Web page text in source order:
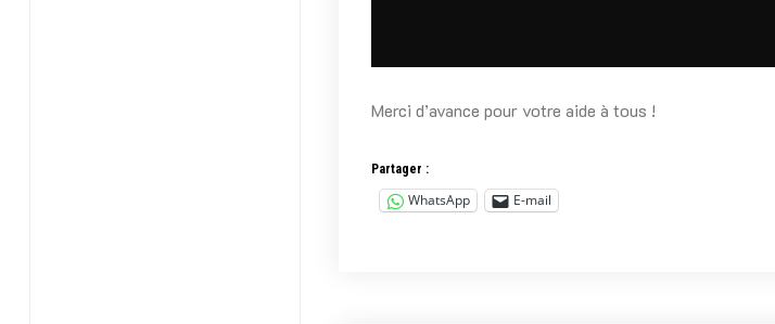
Merci d’avance pour votre aide à tous !
Partager :
WhatsApp E-mail